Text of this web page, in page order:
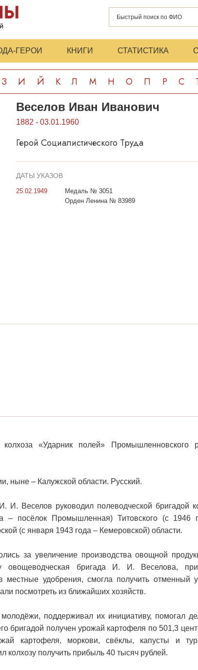
ГЕРОИ КНИГИ СТАТИСТИКА
З И Й К Л М Н О П Р С
Веселов Иван Иванович
1882 - 03.01.1960
Герой Социалистического Труда
ДАТЫ УКАЗОВ
25.02.1949
Медаль № 3051
Орден Ленина № 83989
«Ударник полей» Промышленновского
ныне – Калужской области. Русский.
И. Веселов руководил полеводческой бригадой
– посёлок Промышленная) Титовского (с 1946
(с января 1943 года – Кемеровской) области.
за увеличение производства овощной
овощеводческая бригада И. И. Веселова,
местные удобрения, смогла получить отменный
посмотреть из ближайших хозяйств.
поддерживал их инициативу, помогал
бригадой получен урожай картофеля по 501,3
картофеля, моркови, свёклы, капусты и
колхозу получить прибыль 40 тысяч рублей.